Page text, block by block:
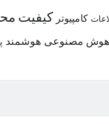
كامپیوتر كیفیت
هوش مصنوعی هوشمند